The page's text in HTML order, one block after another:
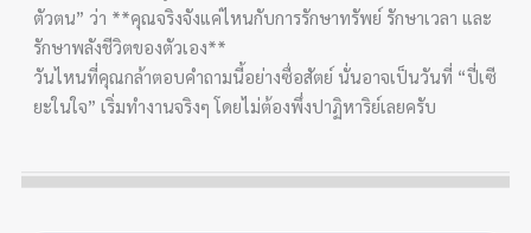
ตัวตน” ว่า **คุณจริงจังแค่ไหนกับการรักษาทรัพย์ รักษาเวลา และ
รักษาพลังชีวิตของตัวเอง**
วันไหนที่คุณกล้าตอบคำถามนี้อย่างซื่อสัตย์ นั่นอาจเป็นวันที่ “ปี่เซี
ยะในใจ” เริ่มทำงานจริงๆ โดยไม่ต้องพึ่งปาฏิหาริย์เลยครับ